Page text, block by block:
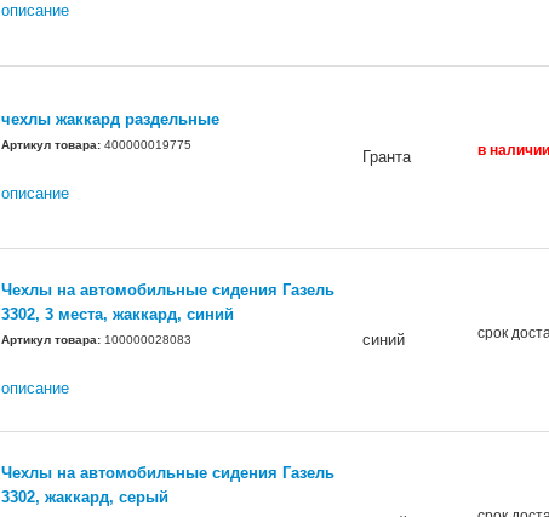
описание
чехлы жаккард раздельные
Артикул товара: 400000019775
описание
Гранта в наличии
Чехлы на автомобильные сидения Газель
3302, 3 места, жаккард, синий
Артикул товара: 100000028083
описание
синий срок
Чехлы на автомобильные сидения Газель
3302, жаккард, серый